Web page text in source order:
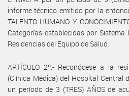
informe técnico emitido por la
TALENTO HUMANO Y
Categorías establecidas por
Residencias del Equipo de Salud.
ARTÍCULO 2º.- Reconócese a la
(Clínica Médica) del Hospital Central
un período de 3 (TRES) AÑOS de